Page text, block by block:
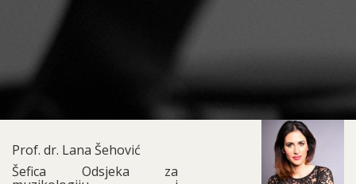
Prof. dr. Lana Šehović
Šefica Odsjeka za